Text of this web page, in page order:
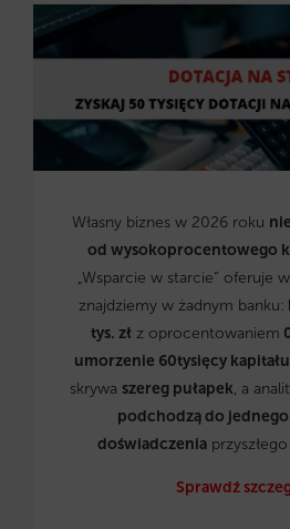
Własny biznes w 2026 roku
od wysokoprocentowego
„Wsparcie w starcie” oferuje
znajdziemy w żadnym banku:
tys. zł z oprocentowaniem
umorzenie 60tysięcy
skrywa szereg pułapek, a
podchodzą do
doświadczenia
Sprawdź